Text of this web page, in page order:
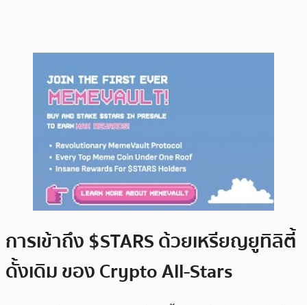
การเข้าถึง $STARS ด้วยเหรียญยูทิลิตี้
ดั้งเดิม ของ Crypto All-Stars